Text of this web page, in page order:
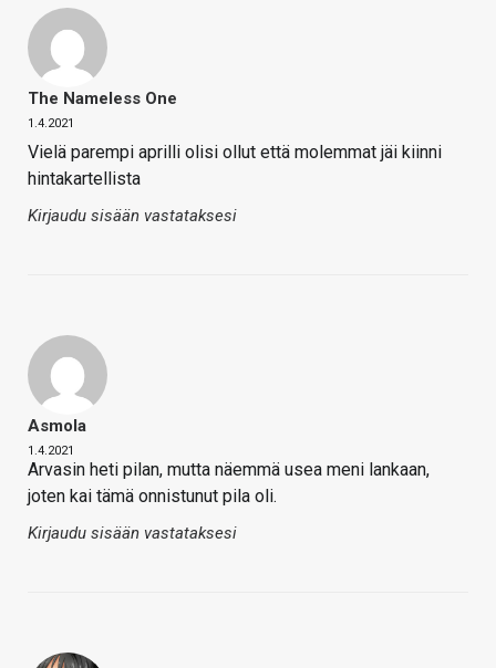
The Nameless One
1.4.2021
Vielä parempi aprilli olisi ollut että molemmat jäi kiinni
hintakartellista
Kirjaudu sisään vastataksesi
Asmola
1.4.2021
Arvasin heti pilan, mutta näemmä usea meni lankaan,
joten kai tämä onnistunut pila oli.
Kirjaudu sisään vastataksesi